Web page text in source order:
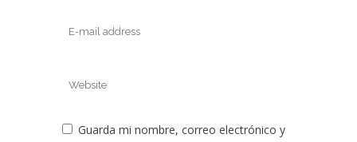
Guarda mi nombre, correo electrónico y